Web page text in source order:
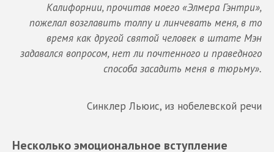
Калифорнии, прочитав моего «Элмера Гэнтри»,
пожелал возглавить толпу и линчевать меня, в то
время как другой святой человек в штате Мэн
задавался вопросом, нет ли почтенного и праведного
способа засадить меня в тюрьму».
Синклер Льюис, из нобелевской речи
Несколько эмоциональное вступление